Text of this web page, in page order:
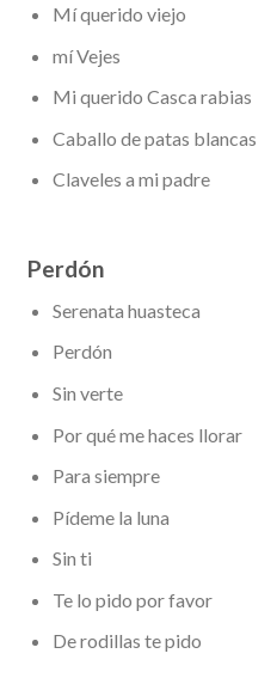
Mí querido viejo
mí Vejes
Mi querido Casca rabias
Caballo de patas blancas
Claveles a mi padre
Perdón
Serenata huasteca
Perdón
Sin verte
Por qué me haces llorar
Para siempre
Pídeme la luna
Sin ti
Te lo pido por favor
De rodillas te pido